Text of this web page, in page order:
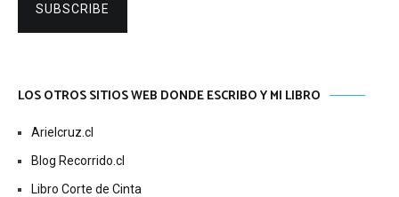
SUBSCRIBE
LOS OTROS SITIOS WEB DONDE ESCRIBO Y MI LIBRO
Arielcruz.cl
Blog Recorrido.cl
Libro Corte de Cinta